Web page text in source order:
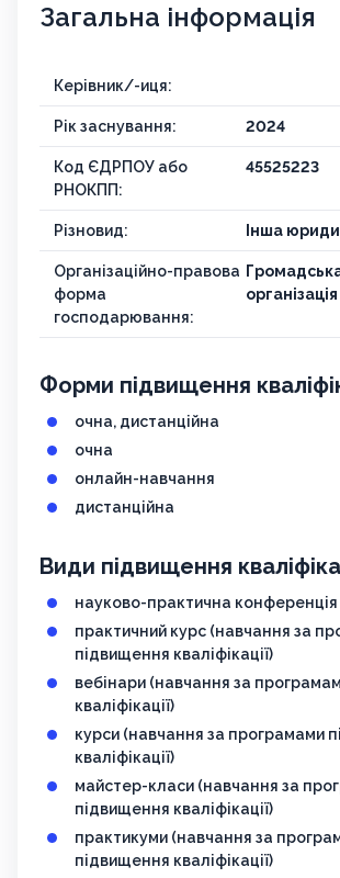
Загальна інформація
Керівник/-иця:
Рік заснування: 2024
Код ЄДРПОУ або
РНОКПП:
45525223
Різновид: Інша
Організаційно-правова
форма
господарювання:
організація
Форми підвищення
очна, дистанційна
очна
онлайн-навчання
дистанційна
Види підвищення
науково-практична конференція
практичний курс (навчання за
підвищення кваліфікації)
вебінари (навчання за
кваліфікації)
курси (навчання за програмами
кваліфікації)
майстер-класи (навчання за
підвищення кваліфікації)
практикуми (навчання за
підвищення кваліфікації)